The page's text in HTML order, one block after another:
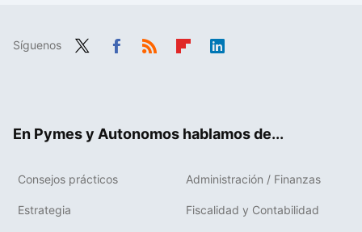
Síguenos
En Pymes y Autonomos hablamos de...
Consejos prácticos Administración / Finanzas
Estrategia Fiscalidad y Contabilidad